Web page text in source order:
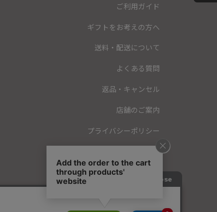
ご利用ガイド
ギフトをお考えの方へ
送料・配送について
よくある質問
返品・キャンセル
店舗のご案内
プライバシーポリシー
特定商取引法に基づく表記